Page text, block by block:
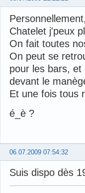
Chatelet j'peux
On fait toutes
On peut se
pour les bars,
devant le
Et une fois tous
é_è ?
06.07.2009 07:54:32
Suis dispo dès